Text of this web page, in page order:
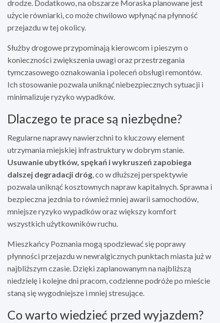
drodze. Dodatkowo, na obszarze Moraska planowane jest
użycie równiarki, co może chwilowo wpłynąć na płynność
przejazdu w tej okolicy.
Służby drogowe przypominają kierowcom i pieszym o
konieczności zwiększenia uwagi oraz przestrzegania
tymczasowego oznakowania i poleceń obsługi remontów.
Ich stosowanie pozwala uniknąć niebezpiecznych sytuacji i
minimalizuje ryzyko wypadków.
Dlaczego te prace są niezbędne?
Regularne naprawy nawierzchni to kluczowy element
utrzymania miejskiej infrastruktury w dobrym stanie.
Usuwanie ubytków, spękań i wykruszeń zapobiega
dalszej degradacji dróg , co w dłuższej perspektywie
pozwala uniknąć kosztownych napraw kapitalnych. Sprawna i
bezpieczna jezdnia to również mniej awarii samochodów,
mniejsze ryzyko wypadków oraz większy komfort
wszystkich użytkowników ruchu.
Mieszkańcy Poznania mogą spodziewać się poprawy
płynności przejazdu w newralgicznych punktach miasta już w
najbliższym czasie. Dzięki zaplanowanym na najbliższą
niedzielę i kolejne dni pracom, codzienne podróże po mieście
staną się wygodniejsze i mniej stresujące.
Co warto wiedzieć przed wyjazdem?